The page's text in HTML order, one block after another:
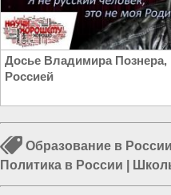
Досье Владимира
Россией
Образование в России
Политика в России
Россия и Украина|